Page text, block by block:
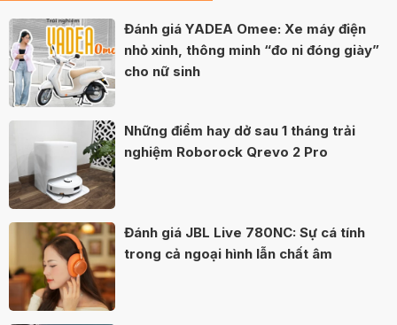
Đánh giá YADEA Omee: Xe máy điện
nhỏ xinh, thông minh “đo ni đóng giày”
cho nữ sinh
Những điểm hay dở sau 1 tháng trải
nghiệm Roborock Qrevo 2 Pro
Đánh giá JBL Live 780NC: Sự cá tính
trong cả ngoại hình lẫn chất âm